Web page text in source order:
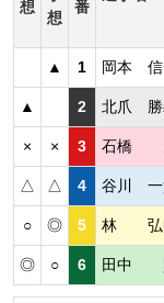
想
想
番
▲ 1 岡本 信
▲ 2 北爪 勝
× × 3 石橋
△ △ 4 谷川 一
○ ◎ 5 林 弘
◎ ○ 6 田中